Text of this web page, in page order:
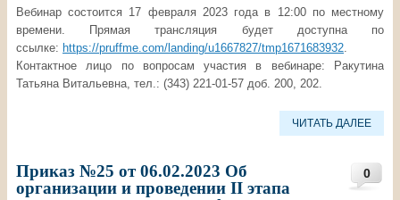
Вебинар состоится 17 февраля 2023 года в 12:00 по местному
времени. Прямая трансляция будет доступна по
ссылке: https://pruffme.com/landing/u1667827/tmp1671683932.
Контактное лицо по вопросам участия в вебинаре: Ракутина
Татьяна Витальевна, тел.: (343) 221-01-57 доб. 200, 202.
ЧИТАТЬ ДАЛЕЕ
0
Приказ №25 от 06.02.2023 Об
организации и проведении II этапа